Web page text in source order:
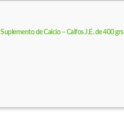
Suplemento de Calcio – Calfos J.E. de 400 grs